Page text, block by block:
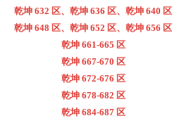
乾坤 632 区、乾坤 636 区、乾坤 640 区
乾坤 648 区、乾坤 652 区、乾坤 656 区
乾坤 661-665 区
乾坤 667-670 区
乾坤 672-676 区
乾坤 678-682 区
乾坤 684-687 区